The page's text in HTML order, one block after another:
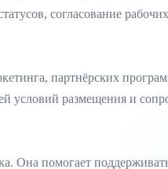
согласование
партнёрских
условий размещения и
Она помогает